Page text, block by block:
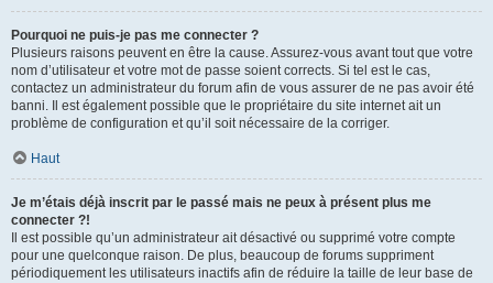
Pourquoi ne puis-je pas me connecter ?
Plusieurs raisons peuvent en être la cause. Assurez-vous avant tout que votre
nom d’utilisateur et votre mot de passe soient corrects. Si tel est le cas,
contactez un administrateur du forum afin de vous assurer de ne pas avoir été
banni. Il est également possible que le propriétaire du site internet ait un
problème de configuration et qu’il soit nécessaire de la corriger.
Haut
Je m’étais déjà inscrit par le passé mais ne peux à présent plus me
connecter ?!
Il est possible qu’un administrateur ait désactivé ou supprimé votre compte
pour une quelconque raison. De plus, beaucoup de forums suppriment
périodiquement les utilisateurs inactifs afin de réduire la taille de leur base de